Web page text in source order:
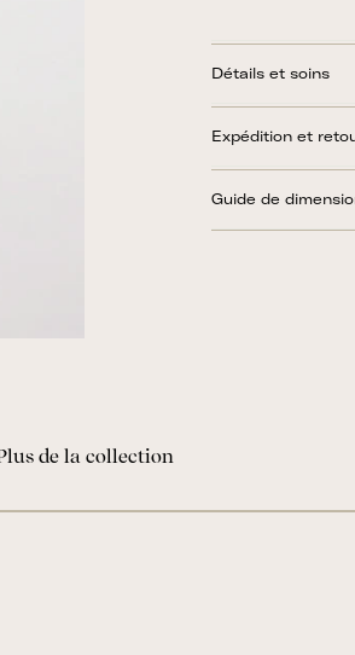
Détails et soins
Expédition et
Guide de
de la collection